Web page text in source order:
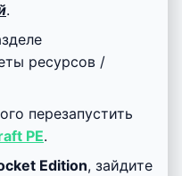
.
ресурсов /
перезапустить
PE.
Edition, зайдите